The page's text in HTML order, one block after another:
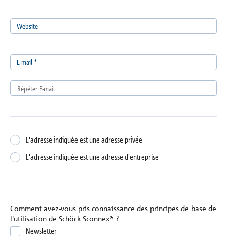
Website
E-mail *
L'adresse indiquée est une adresse privée
L'adresse indiquée est une adresse d'entreprise
Comment avez-vous pris connaissance des principes de base de
l'utilisation de Schöck Sconnex® ?
Newsletter